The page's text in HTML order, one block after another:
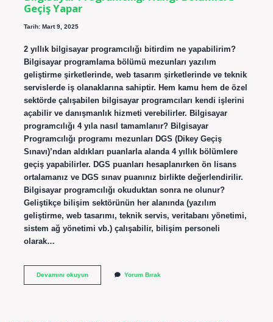
Geçiş Yapar
Tarih: Mart 9, 2025
2 yıllık bilgisayar programcılığı bitirdim ne yapabilirim?
Bilgisayar programlama bölümü mezunları yazılım
geliştirme şirketlerinde, web tasarım şirketlerinde ve teknik
servislerde iş olanaklarına sahiptir. Hem kamu hem de özel
sektörde çalışabilen bilgisayar programcıları kendi işlerini
açabilir ve danışmanlık hizmeti verebilirler. Bilgisayar
programcılığı 4 yıla nasıl tamamlanır? Bilgisayar
Programcılığı programı mezunları DGS (Dikey Geçiş
Sınavı)’ndan aldıkları puanlarla alanda 4 yıllık bölümlere
geçiş yapabilirler. DGS puanları hesaplanırken ön lisans
ortalamanız ve DGS sınav puanınız birlikte değerlendirilir.
Bilgisayar programcılığı okuduktan sonra ne olunur?
Geliştikçe bilişim sektörünün her alanında (yazılım
geliştirme, web tasarımı, teknik servis, veritabanı yönetimi,
sistem ağ yönetimi vb.) çalışabilir, bilişim personeli
olarak…
Devamını okuyunBilgisayar
Yorum Bırak